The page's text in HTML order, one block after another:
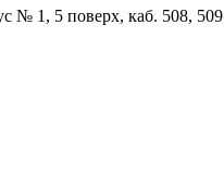
№ 1, 5 поверх, каб. 508, 509